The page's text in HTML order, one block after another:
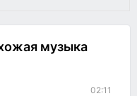
музыка
02:11